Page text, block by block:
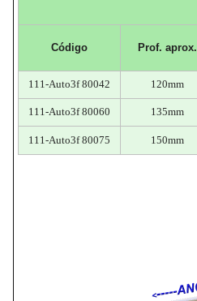
Código Prof. aprox.
111-Auto3f 80042 120mm
111-Auto3f 80060 135mm
111-Auto3f 80075 150mm